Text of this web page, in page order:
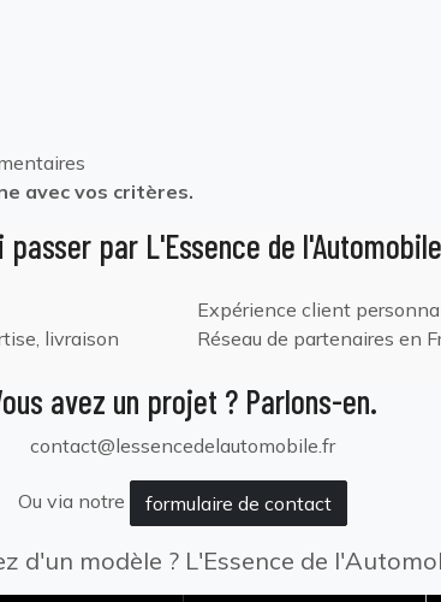
avec vos critères.
passer par L'Essence de
livraison
Expérience client
Réseau de partenaires en
avez un projet ? Parlons-en.
contact@lessencedelautomobile.fr
Ou via notre formulaire de contact
d'un modèle ? L'Essence de